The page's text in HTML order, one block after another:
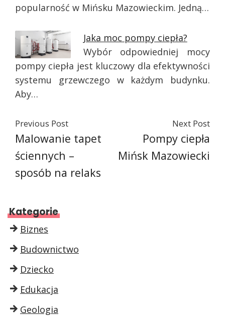
popularność w Mińsku Mazowieckim. Jedną…
Jaka moc pompy ciepła?
Wybór odpowiedniej mocy
pompy ciepła jest kluczowy dla efektywności
systemu grzewczego w każdym budynku.
Aby…
Previous Post
Malowanie tapet
ściennych –
sposób na relaks
Next Post
Pompy ciepła
Mińsk Mazowiecki
Kategorie
Biznes
Budownictwo
Dziecko
Edukacja
Geologia